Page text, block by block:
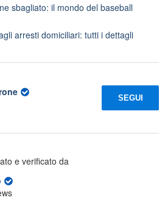
sbagliato: il mondo del baseball
arresti domiciliari: tutti i dettagli
SEGUI
e verificato da